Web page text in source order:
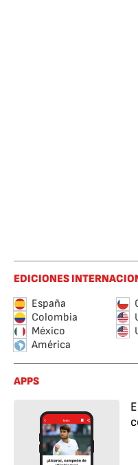
EDICIONES
España
Colombia
México
América
APPS